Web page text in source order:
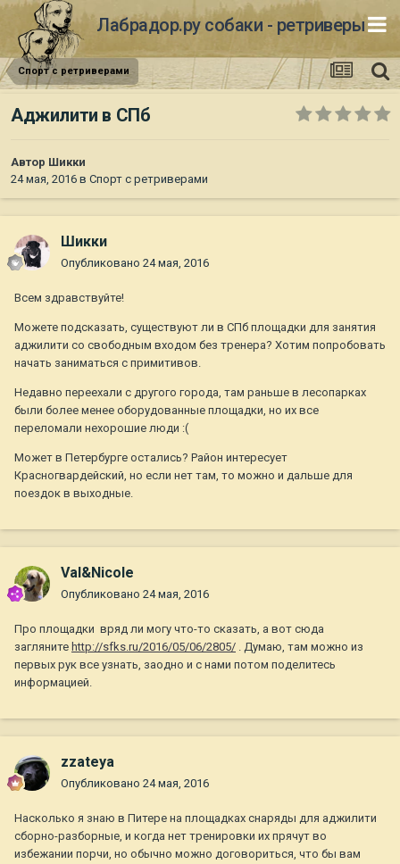
Лабрадор.ру собаки - ретриверы
Спорт с ретриверами
Аджилити в СПб
Автор Шикки
24 мая, 2016 в Спорт с ретриверами
Шикки
Опубликовано 24 мая, 2016
Всем здравствуйте!
Можете подсказать, существуют ли в СПб площадки для занятия
аджилити со свободным входом без тренера? Хотим попробовать
начать заниматься с примитивов.
Недавно переехали с другого города, там раньше в лесопарках
были более менее оборудованные площадки, но их все
переломали нехорошие люди :(
Может в Петербурге остались? Район интересует
Красногвардейский, но если нет там, то можно и дальше для
поездок в выходные.
Val&Nicole
Опубликовано 24 мая, 2016
Про площадки вряд ли могу что-то сказать, а вот сюда
загляните http://sfks.ru/2016/05/06/2805/ . Думаю, там можно из
первых рук все узнать, заодно и с нами потом поделитесь
информацией.
zzateya
Опубликовано 24 мая, 2016
Насколько я знаю в Питере на площадках снаряды для аджилити
сборно-разборные, и когда нет тренировки их прячут во
избежании порчи, но обычно можно договориться, что бы вам